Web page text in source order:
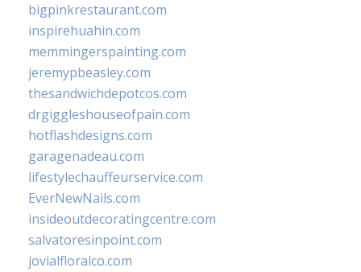
bigpinkrestaurant.com
inspirehuahin.com
memmingerspainting.com
jeremypbeasley.com
thesandwichdepotcos.com
drgiggleshouseofpain.com
hotflashdesigns.com
garagenadeau.com
lifestylechauffeurservice.com
EverNewNails.com
insideoutdecoratingcentre.com
salvatoresinpoint.com
jovialfloralco.com